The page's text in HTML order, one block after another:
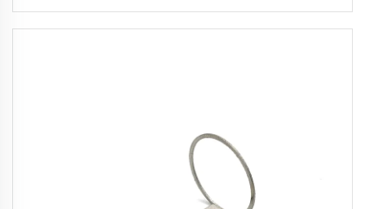
индивидуальному заказу из проволоки
специальной формы